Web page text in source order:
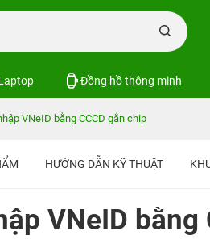
Đồng hồ thông minh
VNeID bằng CCCD gắn chip
HƯỚNG DẪN KỸ THUẬT
VNeID bằng